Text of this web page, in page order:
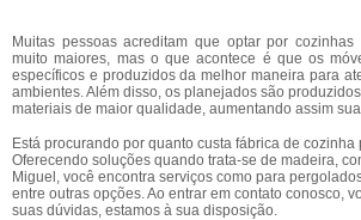
Muitas pessoas acreditam que optar por
muito maiores, mas o que acontece é que os
específicos e produzidos da melhor maneira para
ambientes. Além disso, os planejados são
materiais de maior qualidade, aumentando assim
Está procurando por quanto custa fábrica de
Oferecendo soluções quando trata-se de madeira,
Miguel, você encontra serviços como para
entre outras opções. Ao entrar em contato conosco,
suas dúvidas, estamos à sua disposição.